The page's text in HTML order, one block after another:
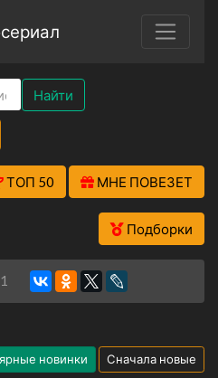
Найти
ТОП 50 МНЕ ПОВЕЗЕТ
Подборки
новинки Сначала новые